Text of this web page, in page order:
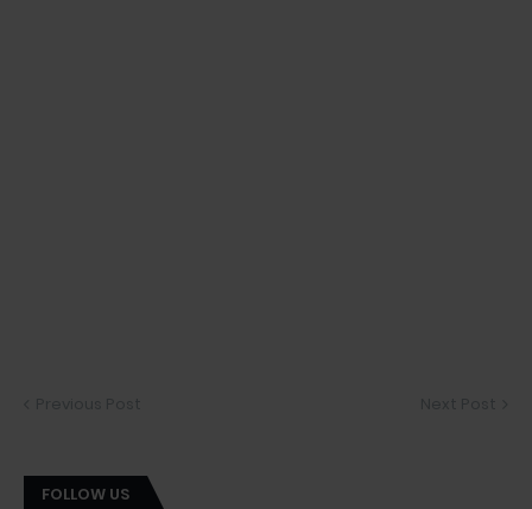
FOLLOW US